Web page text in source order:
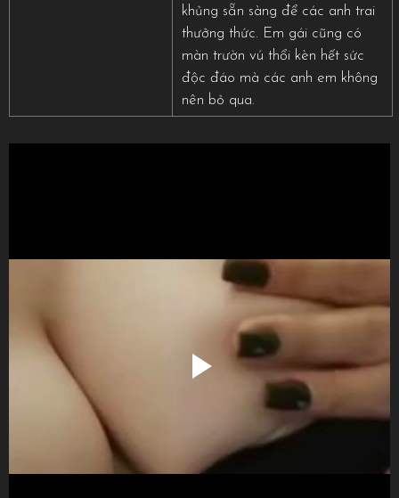
khủng sẵn sàng để các anh trai
thưởng thức. Em gái cũng có
màn trườn vú thổi kèn hết sức
độc đáo mà các anh em không
nên bỏ qua.